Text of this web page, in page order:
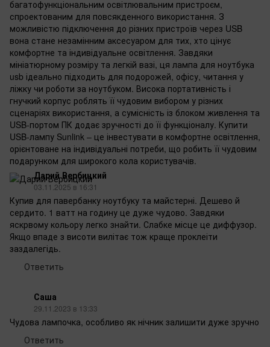
багатофункціональним освітлювальним пристроєм,
спроектованим для повсякденного використання. З
можливістю підключення до різних пристроїв через USB
вона стане незамінним аксесуаром для тих, хто цінує
комфортне та індивідуальне освітлення. Завдяки
мініатюрному розміру та легкій вазі, ця лампа для ноутбука
usb ідеально підходить для подорожей, офісу, читання у
ліжку чи роботи за ноутбуком. Висока портативність і
гнучкий корпус роблять її чудовим вибором у різних
сценаріях використання, а сумісність із блоком живлення та
USB-портом ПК додає зручності до її функціоналу. Купити
USB-лампу Sunlink – це інвестувати в комфортне освітлення,
орієнтоване на індивідуальні потреби, що робить її чудовим
подарунком для широкого кола користувачів.
Дарий Вербицкий
03.11.2025 в 16:31
Купив для павербанку ноутбуку та майстерні. Дешево й
сердито. 1 ватт на годину це дуже чудово. Завдяки
яскрвому кольору легко знайти. Слабке місце це диффузор.
Якщо впаде з висоти вилітає тож краще проклеіти
заздалегідь.
Ответить
Саша
29.11.2023 в 13:33
Чудова лампочка, особливо як нічник залишити дуже зручно
Ответить